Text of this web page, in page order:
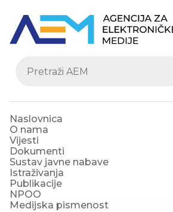
Naslovnica
O nama
Vijesti
Dokumenti
Sustav javne nabave
Istraživanja
Publikacije
NPOO
Medijska pismenost